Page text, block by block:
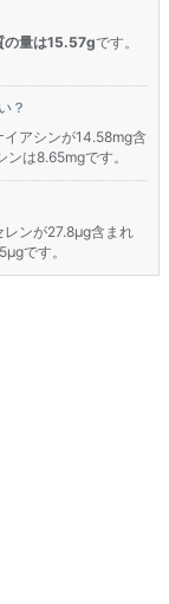
の量は15.57gです。
？
アシンが14.58mg含
は8.65mgです。
ンが27.8μg含まれ
です。